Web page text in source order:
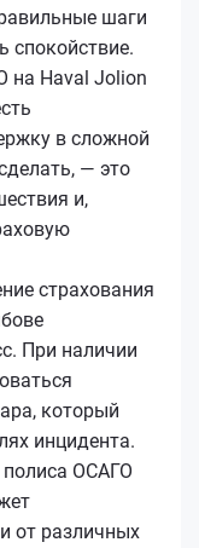
шаги
спокойствие.
на Haval Jolion
в сложной
— это
и,
страхования
При наличии
который
инцидента.
полиса ОСАГО
от различных